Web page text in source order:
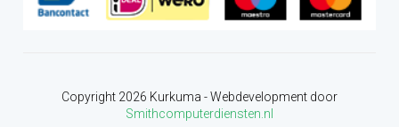
Copyright 2026 Kurkuma - Webdevelopment door
Smithcomputerdiensten.nl